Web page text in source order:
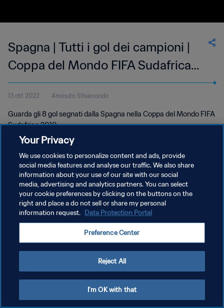
Spagna | Tutti i gol dei campioni |
Coppa del Mondo FIFA Sudafrica
2010
13 ott 2022 4minuto 59secondo
Guarda gli 8 gol segnati dalla Spagna nella Coppa del Mondo FIFA
Sudafrica 2010.
PRIVACY POLICY
TERMINI DI SERVIZIO
GESTISCI LE TUE PREFERENZE PER I COOKIES
Your Privacy
We use cookies to personalize content and ads, provide
social media features and analyse our traffic. We also share
information about your use of our site with our social
media, advertising and analytics partners. You can select
your cookie preferences by clicking on the buttons on the
right and place a do not sell or share my personal
information request. Data Protection Portal
Preference Center
Reject All
I'm OK with that